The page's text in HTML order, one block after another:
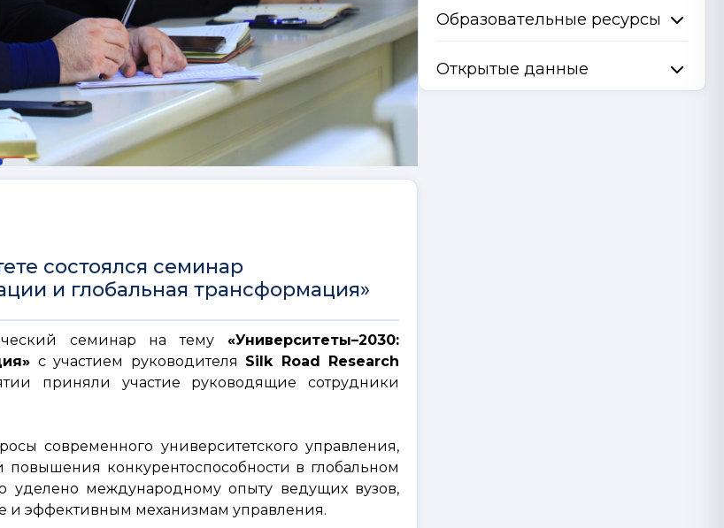
состоялся семинар
и глобальная трансформация»
семинар на тему «Университеты–2030:
с участием руководителя Silk Road Research
приняли участие руководящие сотрудники
современного университетского управления,
конкурентоспособности в глобальном
уделено международному опыту ведущих вузов,
и эффективным механизмам управления.
Образовательные ресурсы
Открытые данные